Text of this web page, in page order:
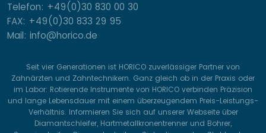
Telefon: +49(0)30 830 00 30
FAX: +49(0)30 833 29 95
Mail: info@horico.de
Seit vier Generationen ist HORICO zuverlässiger Partner von
Zahnärzten und Zahntechnikern. Ganz gleich ob in der Praxis oder
im Labor: Rotierende Instrumente von HORICO verbinden Präzision
und lange Lebensdauer mit einem überzeugendem Preis-Leistungs-
Verhältnis. Informieren Sie sich auf unserer Webseite über
Diamantschleifer, Hartmetallkronentrenner und Bohrer,